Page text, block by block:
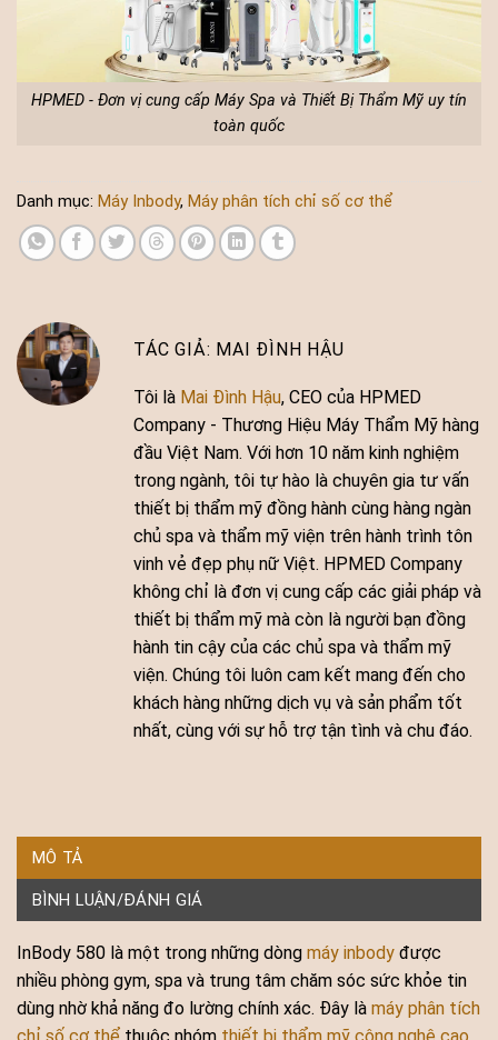
HPMED - Đơn vị cung cấp Máy Spa và Thiết Bị Thẩm Mỹ uy tín
toàn quốc
Danh mục: Máy Inbody, Máy phân tích chỉ số cơ thể
MAI ĐÌNH HẬU
Tôi là Mai Đình Hậu, CEO của HPMED
Company - Thương Hiệu Máy Thẩm Mỹ hàng
đầu Việt Nam. Với hơn 10 năm kinh nghiệm
trong ngành, tôi tự hào là chuyên gia tư vấn
thiết bị thẩm mỹ đồng hành cùng hàng ngàn
chủ spa và thẩm mỹ viện trên hành trình tôn
vinh vẻ đẹp phụ nữ Việt. HPMED Company
không chỉ là đơn vị cung cấp các giải pháp và
thiết bị thẩm mỹ mà còn là người bạn đồng
hành tin cậy của các chủ spa và thẩm mỹ
viện. Chúng tôi luôn cam kết mang đến cho
khách hàng những dịch vụ và sản phẩm tốt
nhất, cùng với sự hỗ trợ tận tình và chu đáo.
MÔ TẢ
BÌNH LUẬN/ĐÁNH GIÁ
InBody 580 là một trong những dòng máy inbody được
nhiều phòng gym, spa và trung tâm chăm sóc sức khỏe tin
dùng nhờ khả năng đo lường chính xác. Đây là máy phân tích